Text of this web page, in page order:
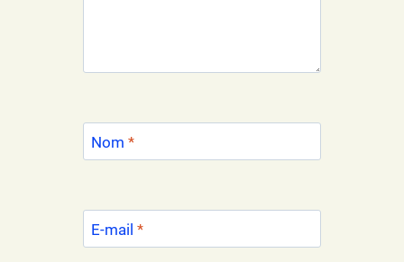
Nom *
E-mail *